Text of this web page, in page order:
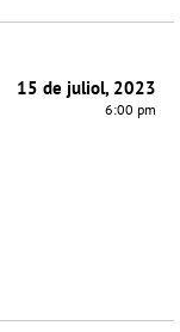
15 de juliol, 2023
6:00 pm